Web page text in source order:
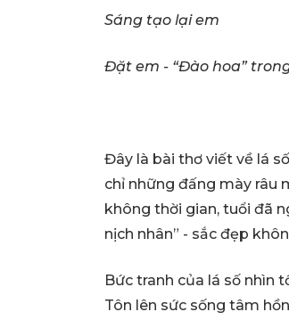
Sáng tạo lại em
Đặt em - “Đào hoa”
Đây là bài thơ viết về lá
chỉ những đấng mày râu
không thời gian, tuổi đã
nịch nhân” - sắc đẹp
Bức tranh của lá số nhìn
Tôn lên sức sống tâm